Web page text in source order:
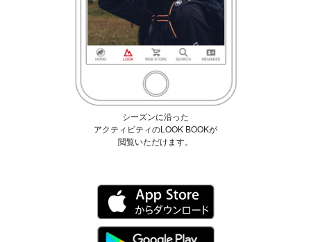
シーズンに沿った
アクティビティのLOOK BOOKが
閲覧いただけます。